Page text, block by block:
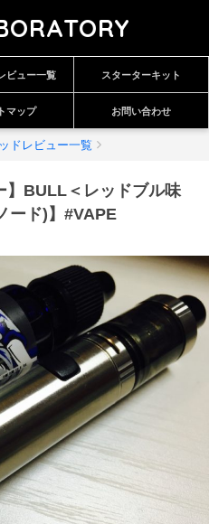
ビュー一覧 スターターキット
マップ お問い合わせ
ドレビュー一覧
】BULL＜レッドブル味
ード)】#VAPE